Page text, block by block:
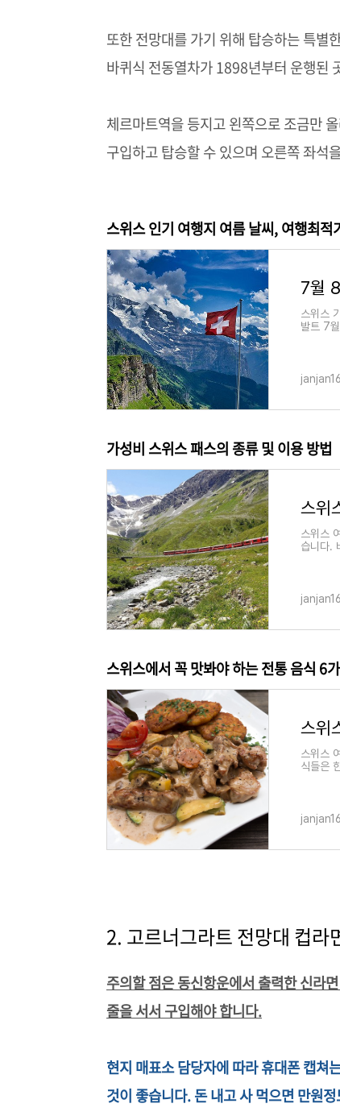
또한 전망대를 가기 위해 탑승하는 특별
바퀴식 전동열차가 1898년부터 운행된
체르마트역을 등지고 왼쪽으로 조금만
구입하고 탑승할 수 있으며 오른쪽 좌석
스위스 인기 여행지 여름 날씨, 여행최적
스위스
발트 7
가성비 스위스 패스의 종류 및 이용 방법
스위스
습니다.
스위스에서 꼭 맛봐야 하는 전통 음식 6
스위
스위스
식들은
2. 고르너그라트 전망대 컵라
주의할 점은 동신항운에서 출력한 신라
줄을 서서 구입해야 합니다.
현지 매표소 담당자에 따라 휴대폰 캡쳐
것이 좋습니다. 돈 내고 사 먹으면 만원